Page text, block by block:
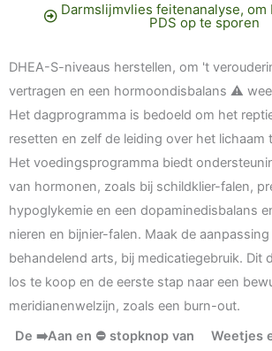
Darmslijmvlies feitenanalyse, om
PDS op te sporen
DHEA-S-niveaus herstellen, om 't
vertragen en een hormoondisbalans ⚠️
Het dagprogramma is bedoeld om het
resetten en zelf de leiding over het lichaam
Het voedingsprogramma biedt
van hormonen, zoals bij schildklier-falen,
hypoglykemie en een dopaminedisbalans
nieren en bijnier-falen. Maak de
behandelend arts, bij medicatiegebruik. Dit
los te koop en de eerste stap naar een
meridianenwelzijn, zoals een burn-out.
De ➡️Aan en ⛔ stopknop van
Weetjes